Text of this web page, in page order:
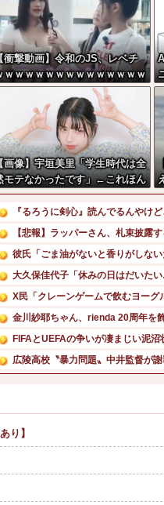
衝撃動画】令和のJS、レベチ
ｗｗｗｗｗｗｗｗｗｗｗｗｗｗ
ｗｗｗｗｗｗｗｗｗｗｗｗｗｗ
画像】宇垣美里「学生時代は全
モテなかったです」←これほん
かぁ？w w w w w w w w
『るろうに剣心』読んでるんやけ
【悲報】ラッパーさん、札束披露
彼氏「ごま油がないと香りがしな
大久保佳代子「休みの日はだいた
X民「クレーンゲームで飲むヨーグ
金川紗耶ちゃん、rienda 20周年を
FIFAとUEFAの争いが凄まじい泥沼
広陵高校〝暴力問題〟中井監督が
北海道日本ハムファイターズがSB
り】